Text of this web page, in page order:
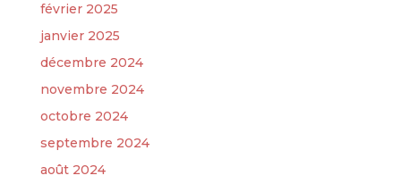
février 2025
janvier 2025
décembre 2024
novembre 2024
octobre 2024
septembre 2024
août 2024